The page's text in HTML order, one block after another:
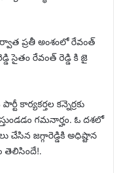
ప్రతీ అంశంలో రేవంత్
సైతం రేవంత్ రెడ్డి కి జై
కార్యకర్తల కన్నెర్రకు
గమనార్హం. ఓ దశలో
చేసిన జగ్గారెడ్డికి అధిష్టాన
తెలిసిందే!.